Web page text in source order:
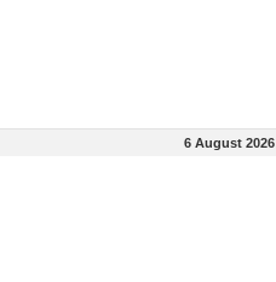
6 August 2026